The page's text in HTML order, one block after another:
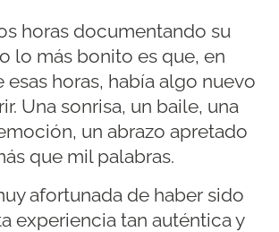
horas documentando su
lo más bonito es que, en
esas horas, había algo nuevo
Una sonrisa, un baile, una
un abrazo apretado
que mil palabras.
afortunada de haber sido
experiencia tan auténtica y